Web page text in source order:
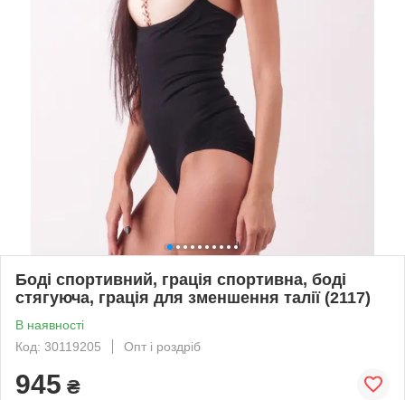
Боді спортивний, грація спортивна, боді
стягуюча, грація для зменшення талії (2117)
В наявності
Код: 30119205
Опт і роздріб
945 ₴